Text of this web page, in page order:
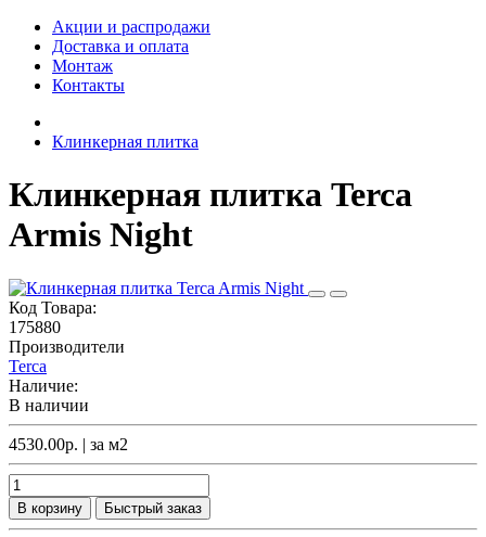
Акции и распродажи
Доставка и оплата
Монтаж
Контакты
Клинкерная плитка
Клинкерная плитка Terca
Armis Night
Код Товара:
175880
Производители
Terca
Наличие:
В наличии
4530.00р. | за м2
В корзину Быстрый заказ